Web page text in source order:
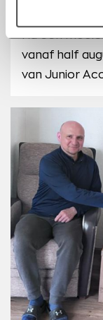
Na een
vanaf half
van Junior